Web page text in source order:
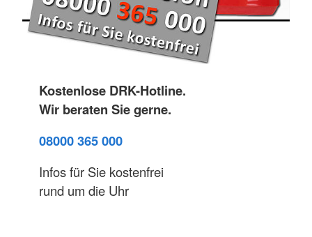
Kostenlose DRK-Hotline.
Wir beraten Sie gerne.
08000 365 000
Infos für Sie kostenfrei
rund um die Uhr